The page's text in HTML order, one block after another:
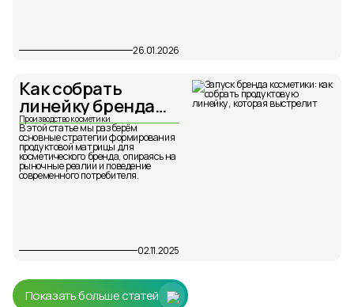
26.01.2026
Как собрать
линейку бренда
косметики
Производство косметики
В этой статье мы разберём
основные стратегии формирования
продуктовой матрицы для
косметического бренда, опираясь на
рыночные реалии и поведение
современного потребителя.
02.11.2025
Показать больше статей